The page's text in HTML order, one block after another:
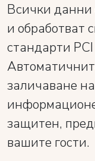
Всички данни
и обработват
стандарти
заличаване
защитен,
вашите гости.